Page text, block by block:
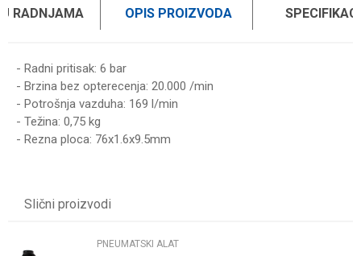
RADNJAMA OPIS PROIZVODA
- Radni pritisak: 6 bar
- Brzina bez opterecenja: 20.000 /min
- Potrošnja vazduha: 169 l/min
- Težina: 0,75 kg
- Rezna ploca: 76x1.6x9.5mm
Slični proizvodi
PNEUMATSKI ALAT